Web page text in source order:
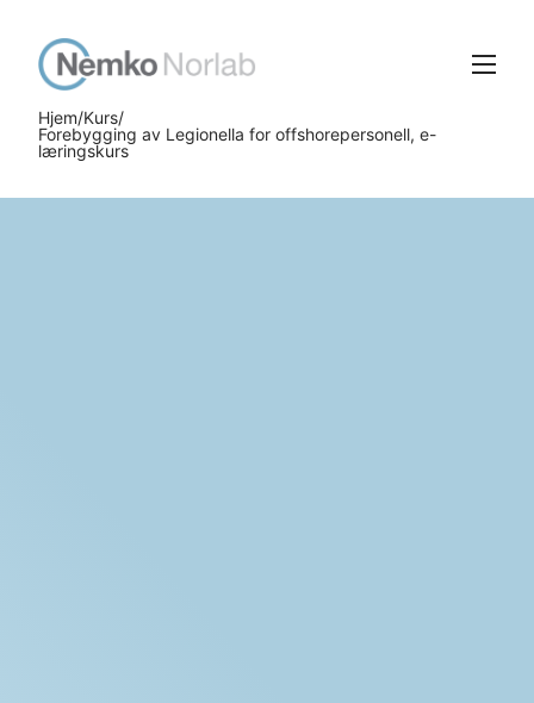
hovedinnhold
Meny
Hjem Kurs
Forebygging av Legionella for offshorepersonell, e-
læringskurs